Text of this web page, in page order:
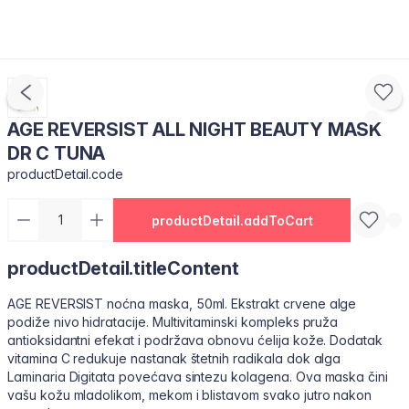
AGE REVERSIST ALL NIGHT BEAUTY MASK
DR C TUNA
productDetail.code
productDetail.addToCart
productDetail.titleContent
AGE REVERSIST noćna maska, 50ml. Ekstrakt crvene alge
podiže nivo hidratacije. Multivitaminski kompleks pruža
antioksidantni efekat i podržava obnovu ćelija kože. Dodatak
vitamina C redukuje nastanak štetnih radikala dok alga
Laminaria Digitata povećava sintezu kolagena. Ova maska čini
vašu kožu mladolikom, mekom i blistavom svako jutro nakon